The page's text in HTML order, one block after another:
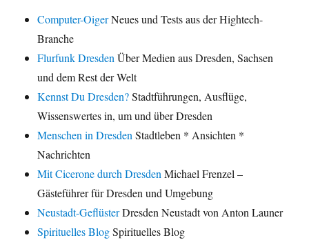
Computer-OigerNeues und Tests aus der Hightech-
Branche
Flurfunk Dresden Über Medien aus Dresden, Sachsen
und dem Rest der Welt
Kennst Du Dresden?Stadtführungen, Ausflüge,
Wissenswertes in, um und über Dresden
Menschen in Dresden Stadtleben * Ansichten *
Nachrichten
Mit Cicerone durch Dresden Michael Frenzel –
Gästeführer für Dresden und Umgebung
Neustadt-GeflüsterDresden Neustadt von Anton Launer
Spirituelles BlogSpirituelles Blog